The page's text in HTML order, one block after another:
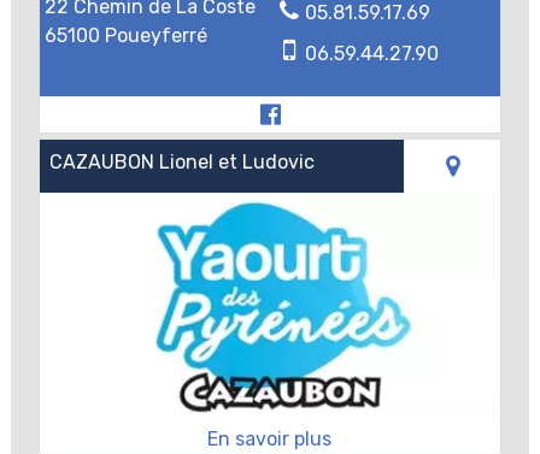
22 Chemin de La Coste
65100 Poueyferré
05.81.59.17.69
06.59.44.27.90
CAZAUBON Lionel et Ludovic